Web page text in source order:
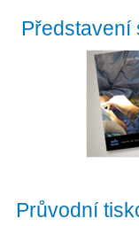
Představení
Průvodní